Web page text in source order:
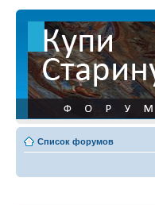
Список форумов